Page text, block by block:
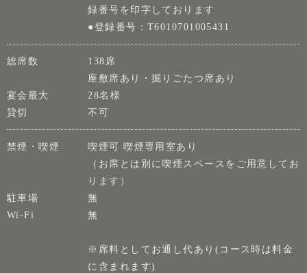
録番号を印字しております
●登録番号：T6010701005431
総席数
138席
座敷席あり・掘りごたつ席あり
宴会最大
28名様
貸切
不可
禁煙・喫煙
喫煙可 喫煙専用室あり
（お席とは別に喫煙スペースをご用意してお
ります）
駐車場
無
Wi-Fi
無
※席料としてお通し代あり(コース時は料金
に含まれます)